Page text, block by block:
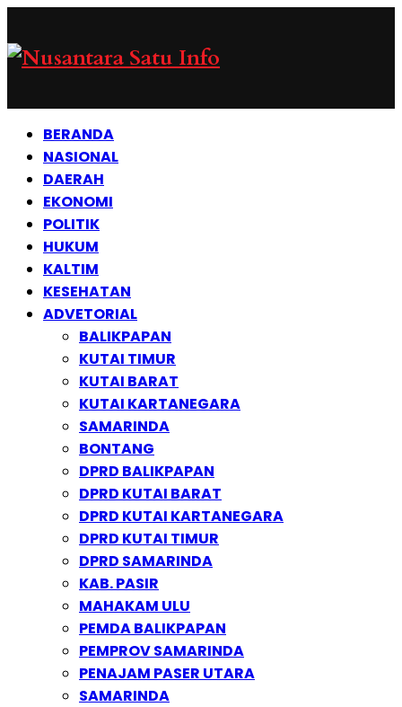
BERANDA
NASIONAL
DAERAH
EKONOMI
POLITIK
HUKUM
KALTIM
KESEHATAN
ADVETORIAL
BALIKPAPAN
KUTAI TIMUR
KUTAI BARAT
KUTAI KARTANEGARA
SAMARINDA
BONTANG
DPRD BALIKPAPAN
DPRD KUTAI BARAT
DPRD KUTAI KARTANEGARA
DPRD KUTAI TIMUR
DPRD SAMARINDA
KAB. PASIR
MAHAKAM ULU
PEMDA BALIKPAPAN
PEMPROV SAMARINDA
PENAJAM PASER UTARA
SAMARINDA